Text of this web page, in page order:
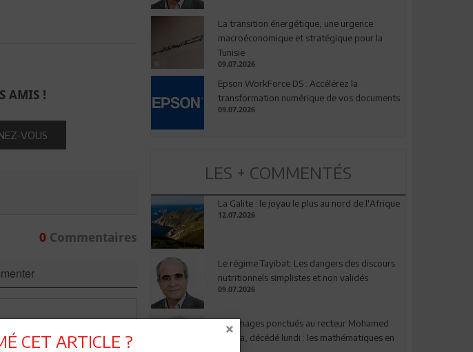
AMIS !
VOUS
0Commentaires
La transition énergétique, une urgence
macroéconomique et stratégique pour la
Tunisie
09.07.2026
Epson WorkForce DS : Accélérez la
transformation numérique de vos documents
09.07.2026
LES + COMMENTÉS
La Galite : le joyau le plus au nord de l'Afrique
12.07.2026
Le régime Tayibat: Les dangers des discours
nutritionnels simplistes et non validés
09.07.2026
Hommages ponctués au recteur Mohamed
Amara, décédé lundi : les mathématiques en
CET ARTICLE ?